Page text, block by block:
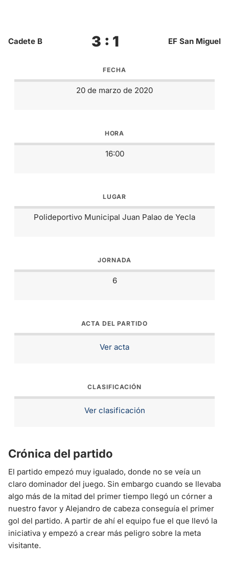
Cadete B 3 : 1 EF San Miguel
FECHA
20 de marzo de 2020
HORA
16:00
LUGAR
Polideportivo Municipal Juan Palao de Yecla
JORNADA
6
ACTA DEL PARTIDO
Ver acta
CLASIFICACIÓN
Ver clasificación
Crónica del partido
El partido empezó muy igualado, donde no se veía un
claro dominador del juego. Sin embargo cuando se llevaba
algo más de la mitad del primer tiempo llegó un córner a
nuestro favor y Alejandro de cabeza conseguía el primer
gol del partido. A partir de ahí el equipo fue el que llevó la
iniciativa y empezó a crear más peligro sobre la meta
visitante.